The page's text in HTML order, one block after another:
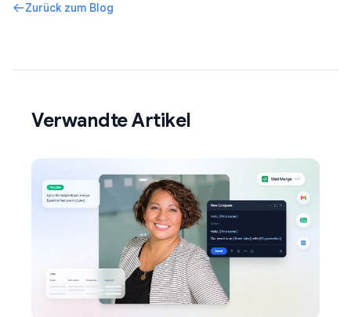
Zurück zum Blog
Verwandte Artikel